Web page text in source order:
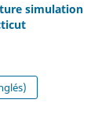
simulation